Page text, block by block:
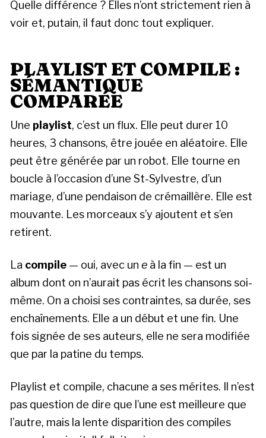
Quelle différence ? Elles n’ont strictement rien à
voir et, putain, il faut donc tout expliquer.
PLAYLIST ET COMPILE :
SÉMANTIQUE
COMPARÉE
Une playlist, c’est un flux. Elle peut durer 10
heures, 3 chansons, être jouée en aléatoire. Elle
peut être générée par un robot. Elle tourne en
boucle à l’occasion d’une St-Sylvestre, d’un
mariage, d’une pendaison de crémaillère. Elle est
mouvante. Les morceaux s’y ajoutent et s’en
retirent.
La compile — oui, avec un e à la fin — est un
album dont on n’aurait pas écrit les chansons soi-
même. On a choisi ses contraintes, sa durée, ses
enchaînements. Elle a un début et une fin. Une
fois signée de ses auteurs, elle ne sera modifiée
que par la patine du temps.
Playlist et compile, chacune a ses mérites. Il n’est
pas question de dire que l’une est meilleure que
l’autre, mais la lente disparition des compiles